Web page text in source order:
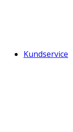
Kundservice